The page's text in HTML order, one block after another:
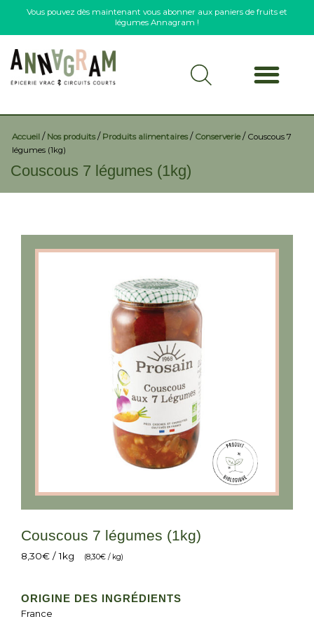
Accueil / Nos produits/ Produits alimentaires/ Conserverie/ Couscous 7
légumes (1kg)
Couscous 7 légumes (1kg)
Couscous 7 légumes (1kg)
8,30€ / 1kg (8,30€ / kg)
ORIGINE DES INGRÉDIENTS
France
Vous pouvez dès maintenant vous abonner aux paniers de fruits et
légumes Annagram !